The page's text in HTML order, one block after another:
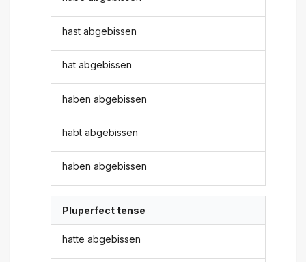
hast abgebissen
hat abgebissen
haben abgebissen
habt abgebissen
haben abgebissen
Pluperfect tense
hatte abgebissen